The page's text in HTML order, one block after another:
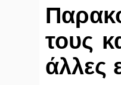
τους
άλλες